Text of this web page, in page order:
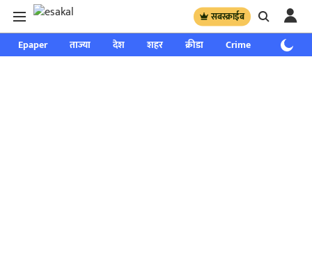
सबस्क्राईब
Epaper ताज्या देश शहर क्रीडा Crime साप्ताहिक